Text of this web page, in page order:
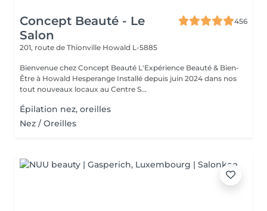
Concept Beauté - Le
Salon
456
201, route de Thionville Howald L-5885
Bienvenue chez Concept Beauté L'Expérience Beauté & Bien-
Être à Howald Hesperange Installé depuis juin 2024 dans nos
tout nouveaux locaux au Centre S...
Épilation nez, oreilles
Nez / Oreilles